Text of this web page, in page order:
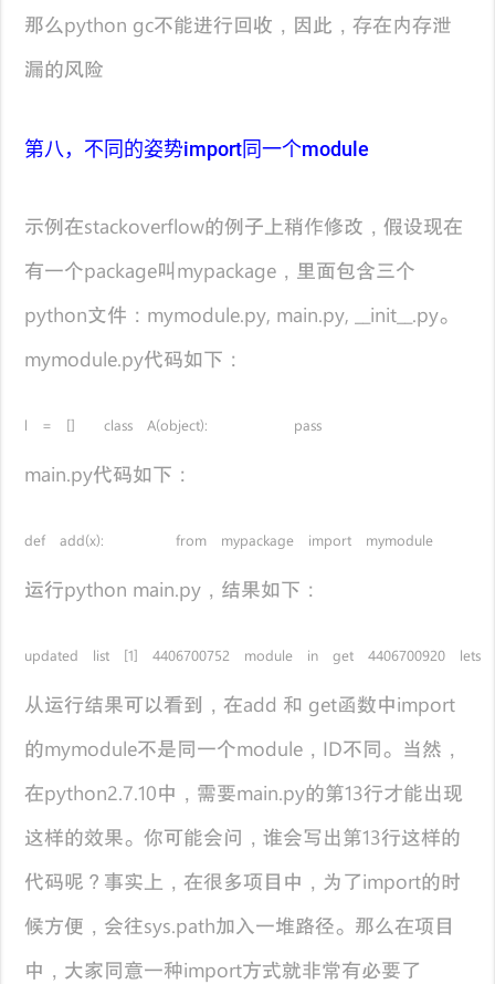
那么python gc不能进行回收，因此，存在内存泄
漏的风险
第八，不同的姿势import同一个module
示例在stackoverflow的例子上稍作修改，假设现在
有一个package叫mypackage，里面包含三个
python文件：mymodule.py, main.py, __init__.py。
mymodule.py代码如下：
l = [] class A(object): pass
main.py代码如下：
def add(x): from mypackage import
运行python main.py，结果如下：
updated list [1] 4406700752 module in get 4406700920 lets
从运行结果可以看到，在add 和 get函数中import
的mymodule不是同一个module，ID不同。当然，
在python2.7.10中，需要main.py的第13行才能出现
这样的效果。你可能会问，谁会写出第13行这样的
代码呢？事实上，在很多项目中，为了import的时
候方便，会往sys.path加入一堆路径。那么在项目
中，大家同意一种import方式就非常有必要了